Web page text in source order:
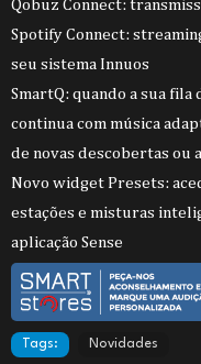
Qobuz Connect:
Spotify Connect:
seu sistema Innuos
SmartQ: quando a sua
continua com música
de novas descobertas ou
Novo widget Presets:
estações e misturas
aplicação Sense
Tags: Novidades